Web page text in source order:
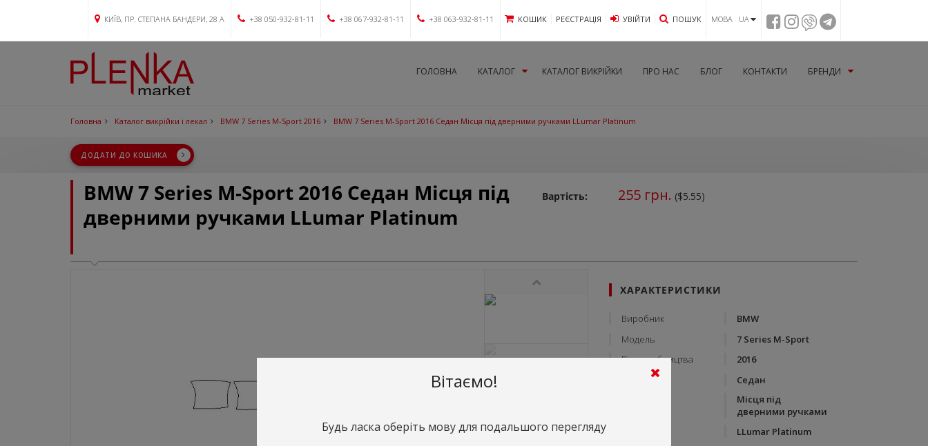
КИЇВ, ПР. СТЕПАНА БАНДЕРИ, 28 А +38 050-932-81-11 +38 067-932-81-11 +38 063-932-81-11 КОШИК РЕЄСТРАЦІЯ УВIЙТИ ПОШУК МОВА UA
ГОЛОВНА КАТАЛОГ КАТАЛОГ ВИКРІЙКИ ПРО НАС БЛОГ КОНТАКТИ БРЕНДИ
Головна Каталог викрійки і лекал BMW 7 Series M-Sport 2016 BMW 7 Series M-Sport 2016 Седан Місця під дверними ручками LLumar Platinum
ДОДАТИ ДО КОШИКА
BMW 7 Series M-Sport 2016 Седан Місця під
дверними ручками LLumar Platinum
Вартість: 255грн. ($5.55)
ХАРАКТЕРИСТИКИ
Виробник
BMW
Модель
7 Series M-Sport
Рік виробництва
2016
Тип кузову
Седан
Місця під
дверними ручками
LLumar Platinum
Вітаємо!
Будь ласка оберіть мову для подальшого перегляду